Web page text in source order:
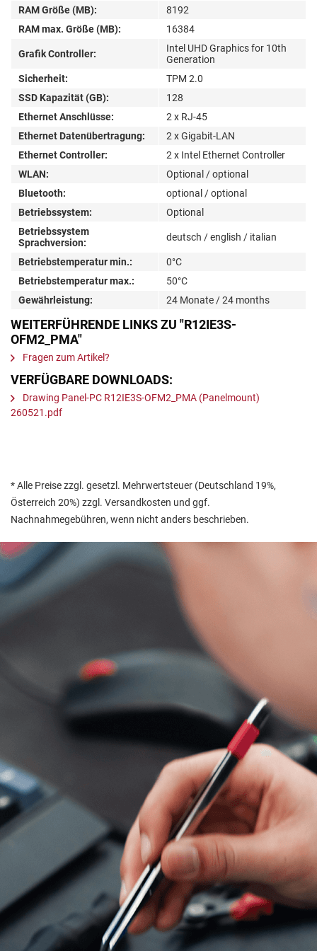
RAM Größe (MB):
8192
RAM max. Größe (MB):
16384
Grafik Controller:
Intel UHD Graphics for 10th
Generation
Sicherheit:
TPM 2.0
SSD Kapazität (GB):
128
Ethernet Anschlüsse:
2 x RJ-45
Ethernet Datenübertragung:
2 x Gigabit-LAN
Ethernet Controller:
2 x Intel Ethernet Controller
WLAN:
Optional / optional
Bluetooth:
optional / optional
Betriebssystem:
Optional
Betriebssystem
Sprachversion:
deutsch / english / italian
Betriebstemperatur min.:
0°C
Betriebstemperatur max.:
50°C
Gewährleistung:
24 Monate / 24 months
WEITERFÜHRENDE LINKS ZU "R12IE3S-
OFM2_PMA"
Fragen zum Artikel?
VERFÜGBARE DOWNLOADS:
Drawing Panel-PC R12IE3S-OFM2_PMA (Panelmount)
260521.pdf
* Alle Preise zzgl. gesetzl. Mehrwertsteuer (Deutschland 19%,
Österreich 20%) zzgl. Versandkosten und ggf.
Nachnahmegebühren, wenn nicht anders beschrieben.